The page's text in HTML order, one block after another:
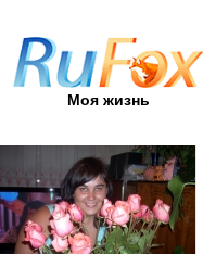
Моя жизнь